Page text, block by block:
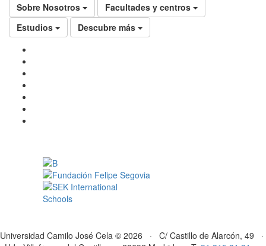
Sobre Nosotros
Facultades y centros
Estudios
Descubre más
Universidad Camilo José Cela © 2026 · C/ Castillo de Alarcón, 49 ·